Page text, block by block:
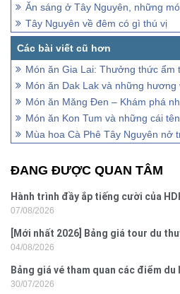
Ăn sáng ở Tây Nguyên, những món ăn sáng
Tây Nguyên về đêm có gì thú vị
Món ăn Gia Lai: Thưởng thức ẩm thực
Món ăn Dak Lak và những hương vị bạn
Món ăn Măng Đen – Khám phá những cái tên độc
Món ăn Kon Tum và những cái tên nổi tiếng tại
Mùa hoa Cà Phê Tây Nguyên nở
ĐANG ĐƯỢC QUAN TÂM
Hành trình đầy ắp tiếng cười của
07/08/2026
[Mới nhất 2026] Bảng giá tour du
04/08/2026
Bảng giá vé tham quan các điểm
2026
30/07/2026